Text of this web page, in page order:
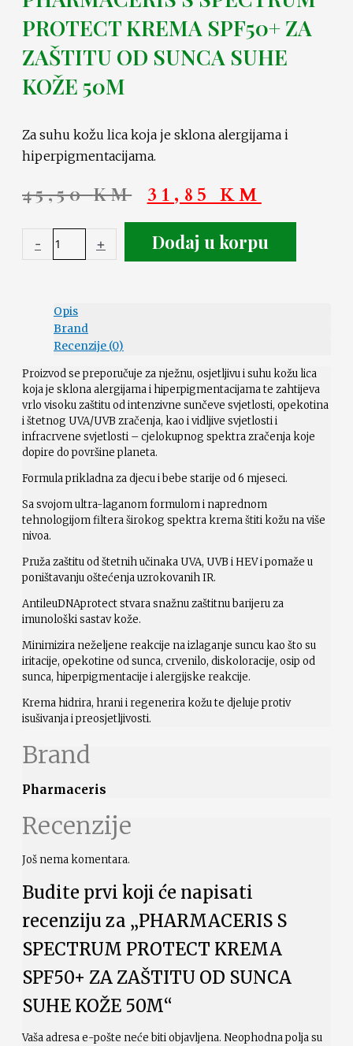
PROTECT KREMA SPF50+ ZA
ZAŠTITU OD SUNCA SUHE
KOŽE 50M
Za suhu kožu lica koja je sklona alergijama i
hiperpigmentacijama.
45,50KM 31,85KM
- + Dodaj u korpu
Opis
Brand
Recenzije (0)
Proizvod se preporučuje za nježnu, osjetljivu i suhu kožu lica
koja je sklona alergijama i hiperpigmentacijama te zahtijeva
vrlo visoku zaštitu od intenzivne sunčeve svjetlosti, opekotina
i štetnog UVA/UVB zračenja, kao i vidljive svjetlosti i
infracrvene svjetlosti – cjelokupnog spektra zračenja koje
dopire do površine planeta.
Formula prikladna za djecu i bebe starije od 6 mjeseci.
Sa svojom ultra-laganom formulom i naprednom
tehnologijom filtera širokog spektra krema štiti kožu na više
nivoa.
Pruža zaštitu od štetnih učinaka UVA, UVB i HEV i pomaže u
poništavanju oštećenja uzrokovanih IR.
AntileuDNAprotect stvara snažnu zaštitnu barijeru za
imunološki sastav kože.
Minimizira neželjene reakcije na izlaganje suncu kao što su
iritacije, opekotine od sunca, crvenilo, diskoloracije, osip od
sunca, hiperpigmentacije i alergijske reakcije.
Krema hidrira, hrani i regenerira kožu te djeluje protiv
isušivanja i preosjetljivosti.
Brand
Pharmaceris
Recenzije
Još nema komentara.
Budite prvi koji će napisati
recenziju za „PHARMACERIS S
SPECTRUM PROTECT KREMA
SPF50+ ZA ZAŠTITU OD SUNCA
SUHE KOŽE 50M“
Vaša adresa e-pošte neće biti objavljena. Neophodna polja su